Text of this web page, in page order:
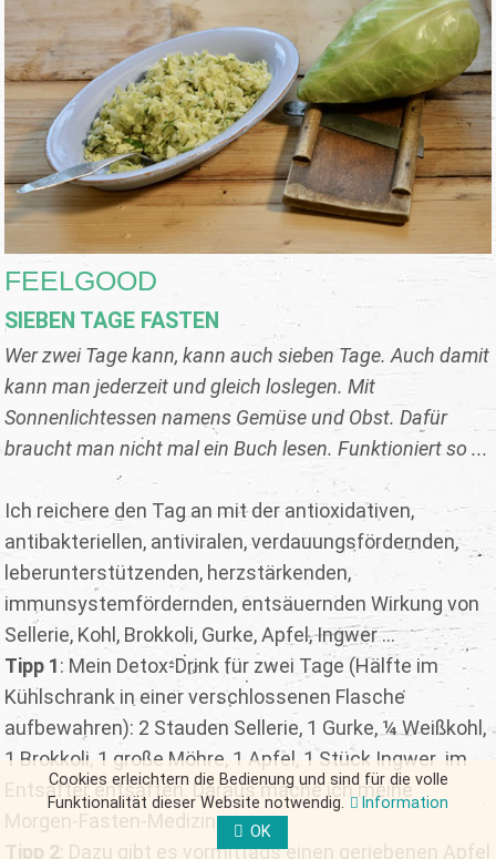
FEELGOOD
SIEBEN TAGE FASTEN
Wer zwei Tage kann, kann auch sieben Tage. Auch damit
kann man jederzeit und gleich loslegen. Mit
Sonnenlichtessen namens Gemüse und Obst. Dafür
braucht man nicht mal ein Buch lesen. Funktioniert so ...
Ich reichere den Tag an mit der antioxidativen,
antibakteriellen, antiviralen, verdauungsfördernden,
leberunterstützenden, herzstärkenden,
immunsystemfördernden, entsäuernden Wirkung von
Sellerie, Kohl, Brokkoli, Gurke, Apfel, Ingwer ...
Tipp 1: Mein Detox-Drink für zwei Tage (Hälfte im
Kühlschrank in einer verschlossenen Flasche
aufbewahren): 2 Stauden Sellerie, 1 Gurke, ¼ Weißkohl,
1 Brokkoli, 1 große Möhre, 1 Apfel, 1 Stück Ingwer im
Entsafter entsaften. Daraus mache ich meine
Morgen-Fasten-Medizin.
Tipp 2 : Dazu gibt es vormittags einen geriebenen Apfel
Cookies erleichtern die Bedienung und sind für die volle
Funktionalität dieser Website notwendig.
Information
OK
FORM